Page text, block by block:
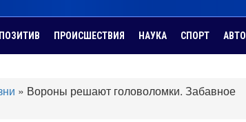
ПОЗИТИВ ПРОИСШЕСТВИЯ НАУКА СПОРТ АВТО
» Вороны решают головоломки. Забавное